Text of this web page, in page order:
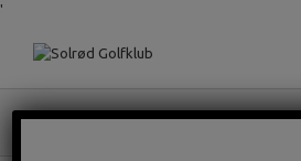
'
Dameklub-solstrålerne